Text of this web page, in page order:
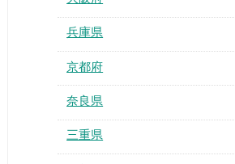
兵庫県
京都府
奈良県
三重県